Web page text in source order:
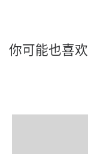
你可能也喜欢